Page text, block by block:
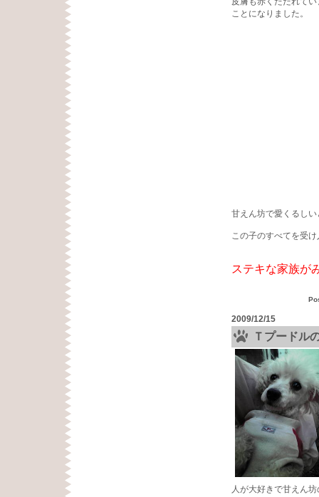
ことになりました。
甘えん坊で愛くるし
この子のすべてを受
ステキな家族が
2009/12/15
Ｔプードル
人が大好きで甘えん